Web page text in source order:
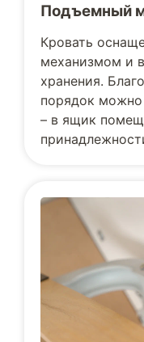
Подъемный
Кровать
механизмом и
хранения.
порядок можно
– в ящик